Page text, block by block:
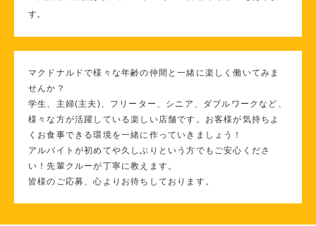
す。
マクドナルドで様々な年齢の仲間と一緒に楽しく働いてみま
せんか？
学生、主婦(主夫)、フリーター、シニア、ダブルワークなど、
様々な方が活躍している楽しい店舗です。お客様が気持ちよ
くお食事できる環境を一緒に作っていきましょう！
アルバイトが初めてや久しぶりという方でもご安心くださ
い！先輩クルーが丁寧に教えます。
皆様のご応募、心よりお待ちしております。